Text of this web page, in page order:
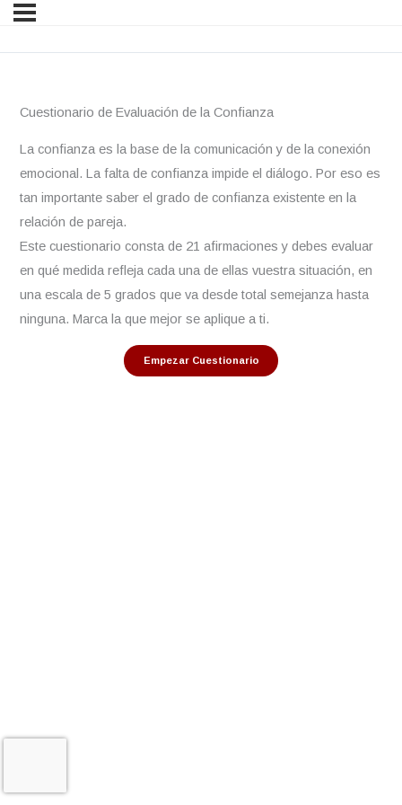
Cuestionario de Evaluación de la Confianza
La confianza es la base de la comunicación y de la conexión
emocional. La falta de confianza impide el diálogo. Por eso es
tan importante saber el grado de confianza existente en la
relación de pareja.
Este cuestionario consta de 21 afirmaciones y debes evaluar
en qué medida refleja cada una de ellas vuestra situación, en
una escala de 5 grados que va desde total semejanza hasta
ninguna. Marca la que mejor se aplique a ti.